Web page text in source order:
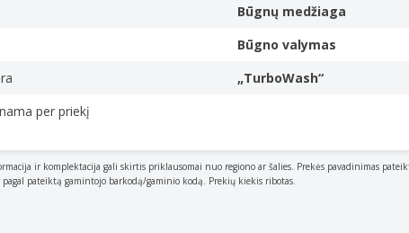
Būgnų medžiaga
Būgno valymas
„TurboWash“
per priekį
ir komplektacija gali skirtis priklausomai nuo regiono ar šalies. Prekės pavadinimas
pateiktą gamintojo barkodą/gaminio kodą. Prekių kiekis ribotas.